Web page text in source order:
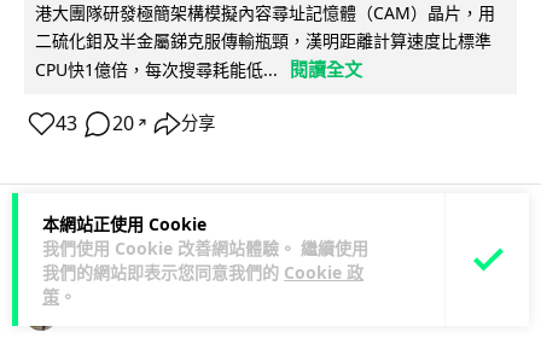
本網站正使用 Cookie
我們使用 Cookie 改善網站體驗。 繼續使用
我們的網站即表示您同意我們的 Cookie 政
策 。
港大團隊研發極簡架構模擬內容尋址記憶體（CAM）晶片，用
二硫化鉬及半金屬銻克服傳輸瓶頸，漢明距離計算速度比標準
CPU快1億倍，每次搜尋耗能低...
閱讀全文
43 20 ↗ 分享
人工智能